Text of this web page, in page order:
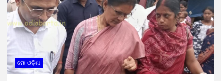
ମୋ ଓଡ଼ିଶା